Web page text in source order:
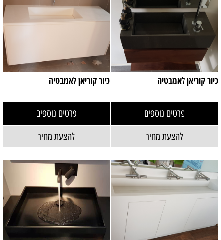
כיור קוריאן לאמבטיה
פרטים נוספים
להצעת מחיר
כיור קוריאן לאמבטיה
פרטים נוספים
להצעת מחיר